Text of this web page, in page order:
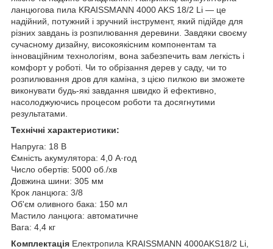
ланцюгова пила KRAISSMANN 4000 AKS 18/2 Li — це
надійний, потужний і зручний інструмент, який підійде для
різних завдань із розпилювання деревини. Завдяки своєму
сучасному дизайну, високоякісним компонентам та
інноваційним технологіям, вона забезпечить вам легкість і
комфорт у роботі. Чи то обрізання дерев у саду, чи то
розпилювання дров для каміна, з цією пилкою ви зможете
виконувати будь-які завдання швидко й ефективно,
насолоджуючись процесом роботи та досягнутими
результатами.
Технічні характеристики:
Напруга: 18 В
Ємність акумулятора: 4,0 А·год
Число обертів: 5000 об./хв
Довжина шини: 305 мм
Крок ланцюга: 3/8
Об'єм оливного бака: 150 мл
Мастило ланцюга: автоматичне
Вага: 4,4 кг
Комплектація Електропила KRAISSMANN 4000AKS18/2 Li,